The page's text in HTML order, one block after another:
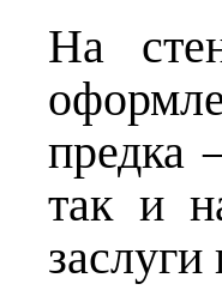
На
предка
так и